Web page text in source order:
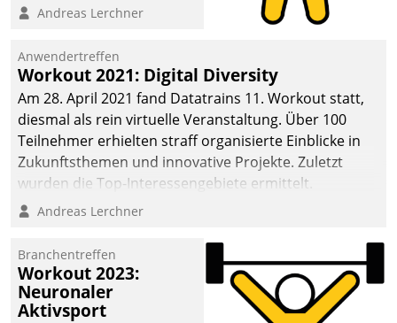
Teilnehmer kurzweilige
Cloud-Strategien und -
Lösungen mit hohem
Zukunftspotenzial.
Andreas Lerchner
Anwendertreffen
Workout 2021: Digital Diversity
Am 28. April 2021 fand Datatrains 11. Workout statt,
diesmal als rein virtuelle Veranstaltung. Über 100
Teilnehmer erhielten straff organisierte Einblicke in
Zukunftsthemen und innovative Projekte. Zuletzt
wurden die Top-Interessengebiete ermittelt.
Andreas Lerchner
Branchentreffen
Workout 2023:
Neuronaler
Aktivsport